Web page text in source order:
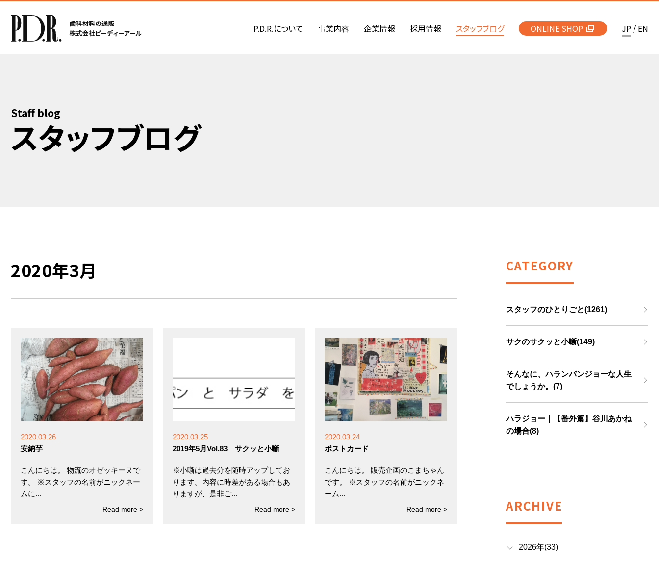
P.D.R.について 事業内容 企業情報 採用情報 スタッフブログ ONLINE SHOP JP / EN
Staff blog
スタッフブログ
2020年3月
2020.03.26
安納芋
こんにちは。 物流のオゼッキーヌで
す。 ※スタッフの名前がニックネー
ムに...
Read more >
2020.03.25
2019年5月Vol.83 サクッと小噺
※小噺は過去分を随時アップしてお
ります。内容に時差がある場合もあ
りますが、是非ご...
Read more >
2020.03.24
ポストカード
こんにちは。 販売企画のこまちゃん
です。 ※スタッフの名前がニックネ
ーム...
Read more >
CATEGORY
スタッフのひとりごと(1261)
サクのサクッと小噺(149)
そんなに、ハランバンジョーな人生
でしょうか。(7)
ハラジョー｜【番外篇】谷川あかね
の場合(8)
ARCHIVE
2026年(33)